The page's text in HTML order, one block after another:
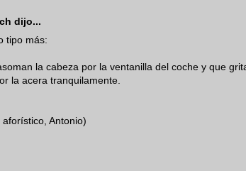
dijo...
tipo más:
la cabeza por la ventanilla del coche y que
la acera tranquilamente.
Antonio)